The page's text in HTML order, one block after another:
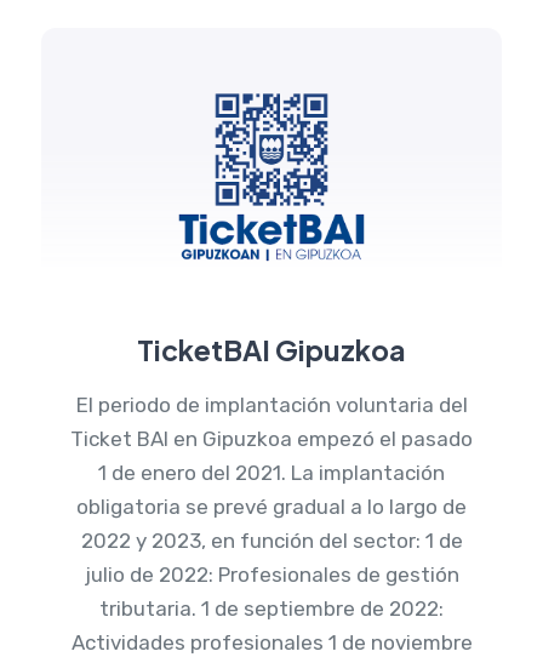
TicketBAI Gipuzkoa
El periodo de implantación voluntaria del
Ticket BAI en Gipuzkoa empezó el pasado
1 de enero del 2021. La implantación
obligatoria se prevé gradual a lo largo de
2022 y 2023, en función del sector: 1 de
julio de 2022: Profesionales de gestión
tributaria. 1 de septiembre de 2022:
Actividades profesionales 1 de noviembre